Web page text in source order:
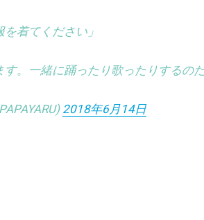
を着てください」
す。一緒に踊ったり歌ったりするのだ
2018年6月14日